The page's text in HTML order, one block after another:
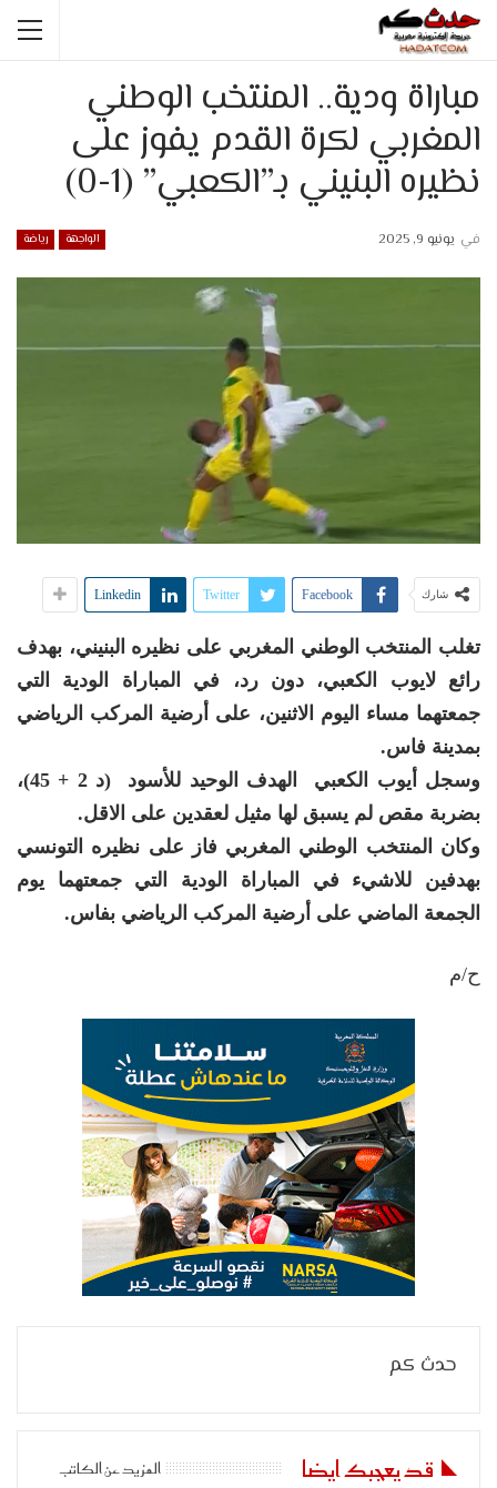
مباراة ودية.. المنتخب الوطني
المغربي لكرة القدم يفوز على
نظيره البنيني بـ”الكعبي” (1-0)
الواجهة رياضة في يونيو 9, 2025
شارك Facebook
Twitter
Linkedin
تغلب المنتخب الوطني المغربي على نظيره البنيني، بهدف
رائع لايوب الكعبي، دون رد، في المباراة الودية التي
جمعتهما مساء اليوم الاثنين، على أرضية المركب الرياضي
بمدينة فاس.
وسجل أيوب الكعبي الهدف الوحيد للأسود (د 2 + 45)،
بضربة مقص لم يسبق لها مثيل لعقدين على الاقل.
وكان المنتخب الوطني المغربي فاز على نظيره التونسي
بهدفين للاشيء في المباراة الودية التي جمعتهما يوم
الجمعة الماضي على أرضية المركب الرياضي بفاس.
ح/م
حدث كم
قد يعجبك ايضا المزيد عن الكاتب